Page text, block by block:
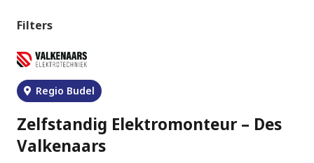
Filters
Regio Budel
Zelfstandig Elektromonteur – Des
Valkenaars